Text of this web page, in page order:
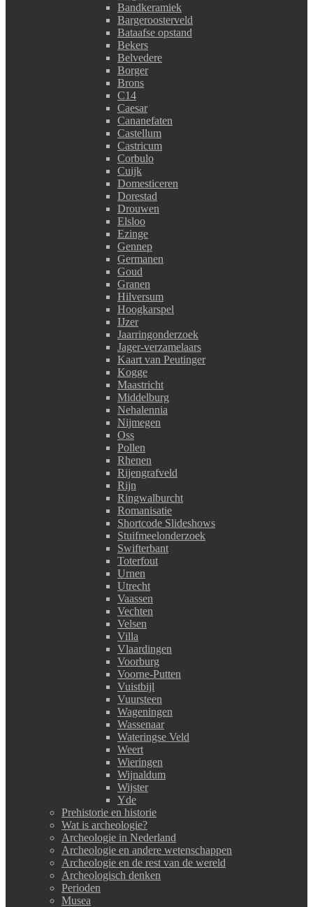
Bandkeramiek
Bargeroosterveld
Bataafse opstand
Bekers
Belvedere
Borger
Brons
C14
Caesar
Cananefaten
Castellum
Castricum
Corbulo
Cuijk
Domesticeren
Dorestad
Drouwen
Elsloo
Ezinge
Gennep
Germanen
Goud
Granen
Hilversum
Hoogkarspel
IJzer
Jaarringonderzoek
Jager-verzamelaars
Kaart van Peutinger
Kogge
Maastricht
Middelburg
Nehalennia
Nijmegen
Oss
Pollen
Rhenen
Rijengrafveld
Rijn
Ringwalburcht
Romanisatie
Shortcode Slideshows
Stuifmeelonderzoek
Swifterbant
Toterfout
Urnen
Utrecht
Vaassen
Vechten
Velsen
Villa
Vlaardingen
Voorburg
Voorne-Putten
Vuistbijl
Vuursteen
Wageningen
Wassenaar
Wateringse Veld
Weert
Wieringen
Wijnaldum
Wijster
Yde
Prehistorie en historie
Wat is archeologie?
Archeologie in Nederland
Archeologie en andere wetenschappen
Archeologie en de rest van de wereld
Archeologisch denken
Perioden
Musea